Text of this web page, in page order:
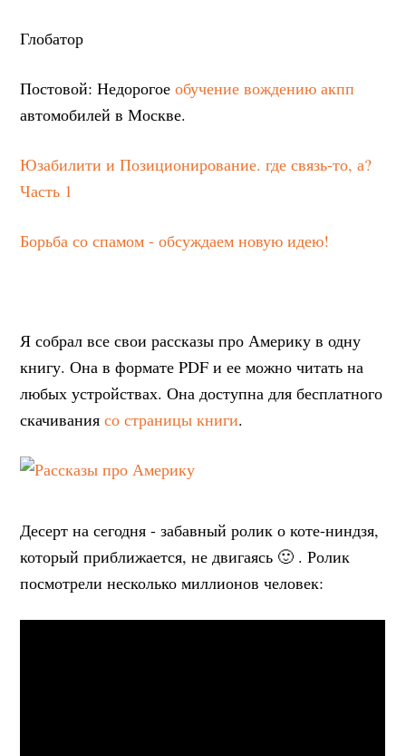
Глобатор
Постовой: Недорогоеобучение вождению акпп
автомобилей в Москве.
Юзабилити и Позиционирование. где связь-то, а?
Часть 1
Борьба со спамом - обсуждаем новую идею!
Я собрал все свои рассказы про Америку в одну
книгу. Она в формате PDF и ее можно читать на
любых устройствах. Она доступна для бесплатного
скачиваниясо страницы книги.
Десерт на сегодня - забавный ролик о коте-ниндзя,
который приближается, не двигаясь 🙂 . Ролик
посмотрели несколько миллионов человек: